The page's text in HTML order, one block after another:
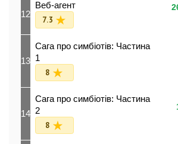
12
Веб-агент
7.3
13
Сага про симбіотів: Частина
1
8
14
Сага про симбіотів: Частина
2
8